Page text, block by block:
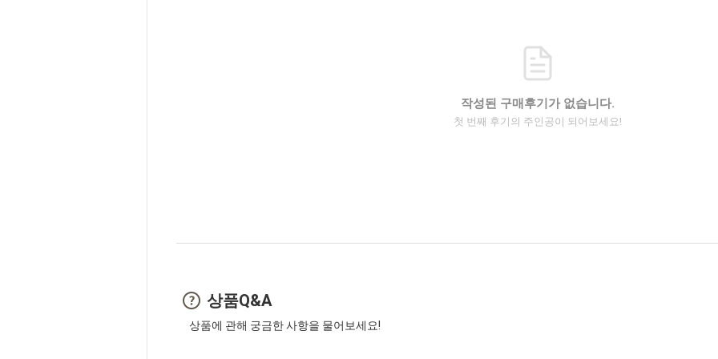
작성된 구매후기가 없습니다.
첫 번째 후기의 주인공이 되어보세요!
상품Q&A
상품에 관해 궁금한 사항을 물어보세요!